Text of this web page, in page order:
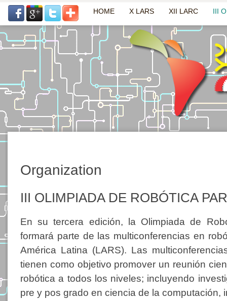
HOME X LARS XII LARC III
Organization
III OLIMPIADA DE ROBÓTICA
En su tercera edición, la Olimpiada de
formará parte de las multiconferencias en
América Latina (LARS). Las
tienen como objetivo promover un reunión
robótica a todos los niveles; incluyendo
pre y pos grado en ciencia de la computación,